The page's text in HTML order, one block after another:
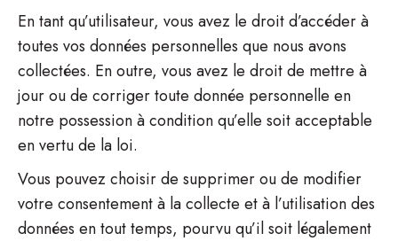
En tant qu’utilisateur, vous avez le droit d’accéder à
toutes vos données personnelles que nous avons
collectées. En outre, vous avez le droit de mettre à
jour ou de corriger toute donnée personnelle en
notre possession à condition qu’elle soit acceptable
en vertu de la loi.
Vous pouvez choisir de supprimer ou de modifier
votre consentement à la collecte et à l’utilisation des
données en tout temps, pourvu qu’il soit légalement